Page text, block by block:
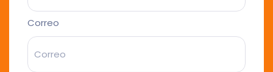
Correo